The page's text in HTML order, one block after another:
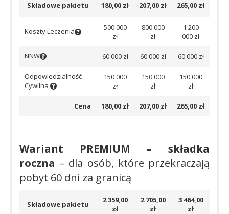
Składowe pakietu 180,00 zł 207,00 zł 265,00 zł
Koszty Leczenia
500 000
zł
800 000
zł
1 200
000 zł
NNW 60 000 zł 60 000 zł 60 000 zł
Odpowiedzialność
Cywilna
150 000
zł
150 000
zł
150 000
zł
Cena 180,00 zł 207,00 zł 265,00 zł
Wariant PREMIUM – składka
roczna – dla osób, które przekraczają
pobyt 60 dni za granicą
Składowe pakietu
2 359,00
zł
2 705,00
zł
3 464,00
zł